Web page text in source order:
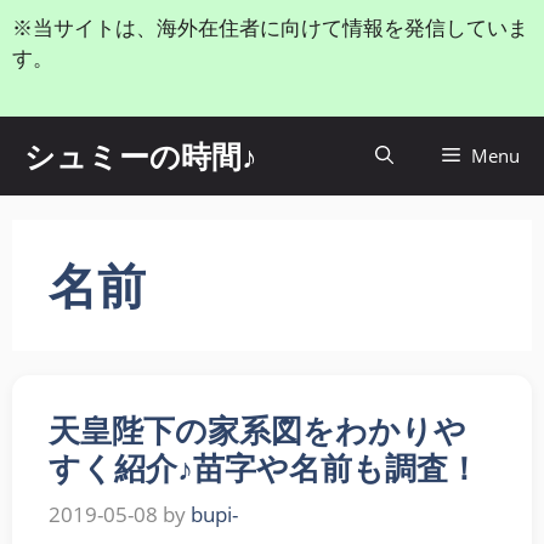
コ
ン
テ
ス
※当サイトは、海外在住者に向けて情報を発信していま
す。
シュミーの時間♪ Menu
名前
天皇陛下の家系図をわかりや
すく紹介♪苗字や名前も調査！
2019-05-08 by bupi-